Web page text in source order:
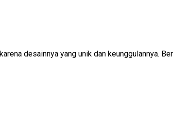
desainnya yang unik dan keunggulannya.